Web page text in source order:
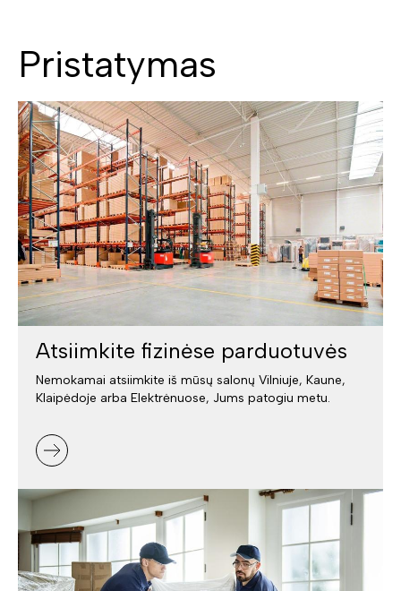
Pristatymas
Atsiimkite fizinėse parduotuvės
Nemokamai atsiimkite iš mūsų salonų Vilniuje, Kaune,
Klaipėdoje arba Elektrėnuose, Jums patogiu metu.